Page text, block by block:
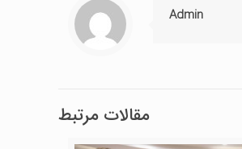
Admin
مقالات مرتبط